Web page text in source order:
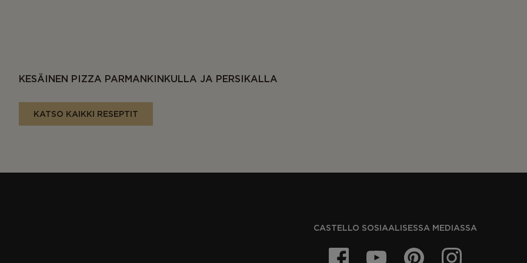
KESÄINEN PIZZA PARMANKINKULLA JA PERSIKALLA
KATSO KAIKKI RESEPTIT
CASTELLO SOSIAALISESSA MEDIASSA